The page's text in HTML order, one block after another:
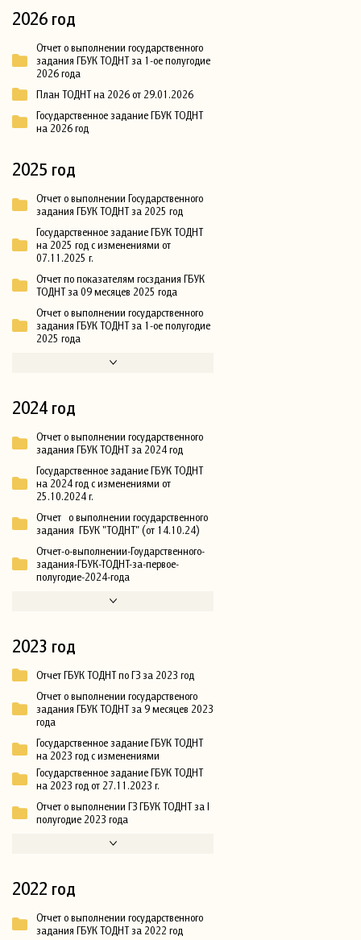
2026 год
Отчет о выполнении государственного
задания ГБУК ТОДНТ за 1-ое полугодие
2026 года
План ТОДНТ на 2026 от 29.01.2026
Государственное задание ГБУК ТОДНТ
на 2026 год
2025 год
Отчет о выполнении Государственного
задания ГБУК ТОДНТ за 2025 год
Государственное задание ГБУК ТОДНТ
на 2025 год с изменениями от
07.11.2025 г.
Отчет по показателям госздания ГБУК
ТОДНТ за 09 месяцев 2025 года
Отчет о выполнении государственного
задания ГБУК ТОДНТ за 1-ое полугодие
2025 года
2024 год
Отчет о выполнении государственного
задания ГБУК ТОДНТ за 2024 год
Государственное задание ГБУК ТОДНТ
на 2024 год с изменениями от
25.10.2024 г.
Отчет о выполнении государственного
задания ГБУК "ТОДНТ" (от 14.10.24)
Отчет-о-выполнении-Гоударственного-
задания-ГБУК-ТОДНТ-за-первое-
полугодие-2024-года
2023 год
Отчет ГБУК ТОДНТ по ГЗ за 2023 год
Отчет о выполнении государственого
задания ГБУК ТОДНТ за 9 месяцев 2023
года
Государственное задание ГБУК ТОДНТ
на 2023 год с изменениями
Государственное задание ГБУК ТОДНТ
на 2023 год от 27.11.2023 г.
Отчет о выполнении ГЗ ГБУК ТОДНТ за I
полугодие 2023 года
2022 год
Отчет о выполнении государственного
задания ГБУК ТОДНТ за 2022 год